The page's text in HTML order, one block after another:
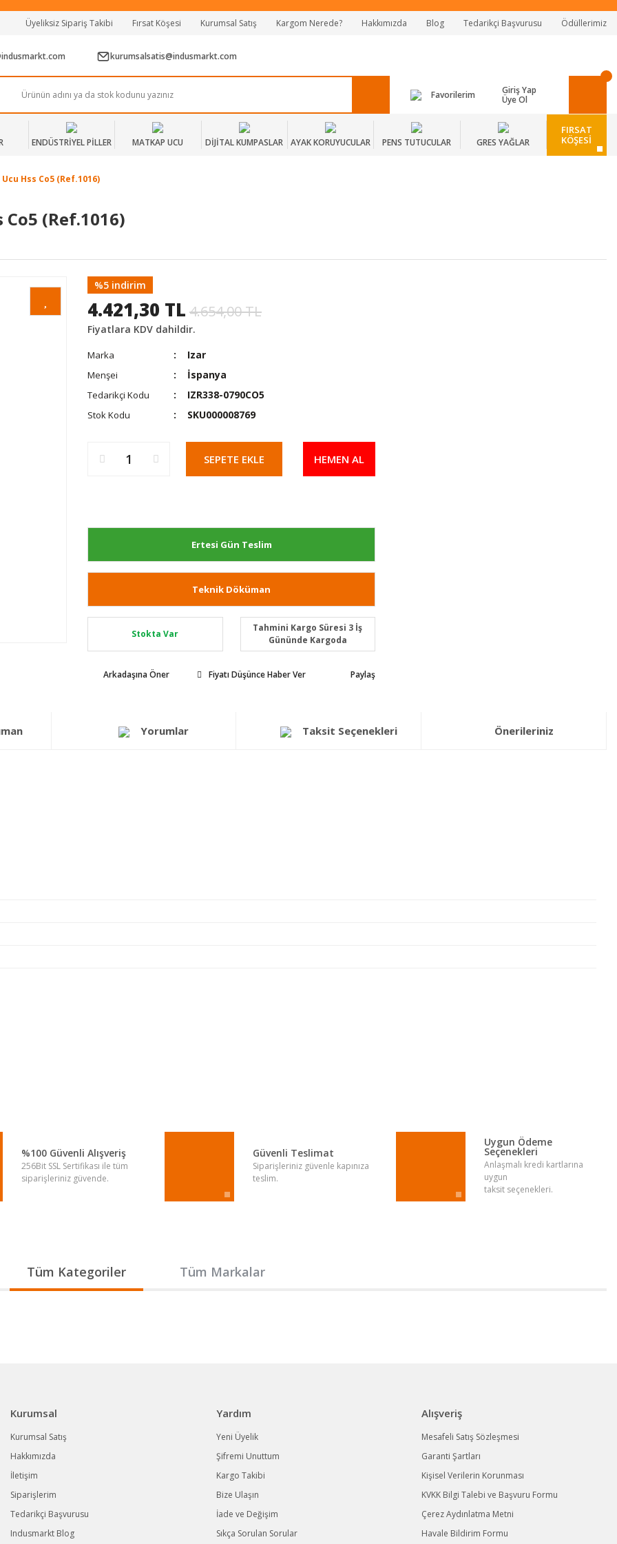
Tüm Alışverişlerde Vade Farksız 2 Taksit!
Mağazadan Teslim & Kolay İade
Üyeliksiz Sipariş Takibi Fırsat Köşesi Kurumsal Satış Kargom Nerede? Hakkımızda Blog Tedarikçi Başvurusu Ödüllerimiz
kurumsalsatis@indusmarkt.com
Favorilerim
Giriş Yap
Üye Ol
ENDÜSTRİYEL PİLLER MATKAP UCU DİJİTAL KUMPASLAR AYAK KORUYUCULAR PENS TUTUCULAR GRES YAĞLAR
FIRSAT
KÖŞESİ
Hss Co5 (Ref.1016)
(Ref.1016)
%5 indirim
4.421,30 TL 4.654,00 TL
Fiyatlara KDV dahildir.
Marka Izar
Menşei İspanya
Tedarikçi Kodu IZR338-0790CO5
Stok Kodu SKU000008769
SEPETE EKLE HEMEN AL
Ertesi Gün Teslim
Teknik Döküman
Stokta Var
Tahmini Kargo Süresi 3 İş
Gününde Kargoda
Arkadaşına Öner Fiyatı Düşünce Haber Ver Paylaş
Yorumlar Taksit Seçenekleri Önerileriniz
%100 Güvenli Alışveriş
256Bit SSL Sertifikası ile tüm
siparişleriniz güvende.
Güvenli Teslimat
Siparişleriniz güvenle kapınıza
teslim.
Uygun Ödeme
Seçenekleri
Anlaşmalı kredi kartlarına
uygun
taksit seçenekleri.
Tüm Kategoriler Tüm Markalar
Kurumsal
Kurumsal Satış
Hakkımızda
İletişim
Siparişlerim
Tedarikçi Başvurusu
Indusmarkt Blog
Yardım
Yeni Üyelik
Şifremi Unuttum
Kargo Takibi
Bize Ulaşın
İade ve Değişim
Sıkça Sorulan Sorular
Alışveriş
Mesafeli Satış Sözleşmesi
Garanti Şartları
Kişisel Verilerin Korunması
KVKK Bilgi Talebi ve Başvuru Formu
Çerez Aydınlatma Metni
Havale Bildirim Formu